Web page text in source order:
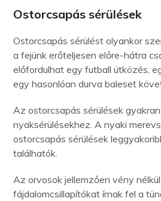
Ostorcsapás sérülések
Ostorcsapás sérülést olyankor
a fejünk erőteljesen előre-hátra
előfordulhat egy futball ütközés,
egy hasonlóan durva baleset
Az ostorcsapás sérülések
nyaksérülésekhez. A nyaki
ostorcsapás sérülések
találhatók.
Az orvosok jellemzően vény
fájdalomcsillapítókat írnak fel a